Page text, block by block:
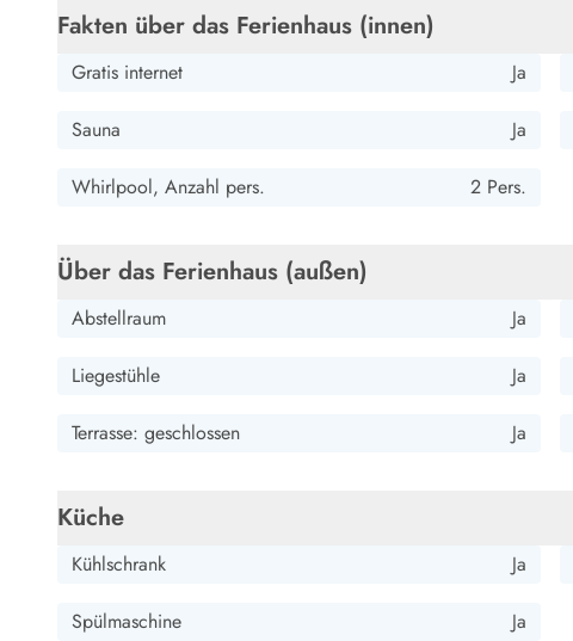
Freizeitparks in Dänemark
Angeln in Dänemark
Minigolf spielen in Dänemark
Golfen in Dänemark
Reiten in Dänemark
Wandern in Dänemark
Segeln in Dänemark
Historische Museen
Kunstmuseen
Kunsthandwerk und Galerien
Essen und Trinken
Weihnachten in Dänemark
Fakten über das Ferienhaus (innen)
Gratis internet Ja
Sauna Ja
Whirlpool, Anzahl pers. 2 Pers.
Über das Ferienhaus (außen)
Abstellraum Ja
Liegestühle Ja
Terrasse: geschlossen Ja
Küche
Kühlschrank Ja
Spülmaschine Ja